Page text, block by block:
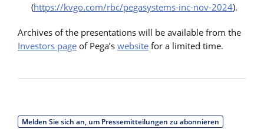
(https://kvgo.com/rbc/pegasystems-inc-nov-2024).
Archives of the presentations will be available from the
Investors page of Pega’s website for a limited time.
Melden Sie sich an, um Pressemitteilungen zu abonnieren